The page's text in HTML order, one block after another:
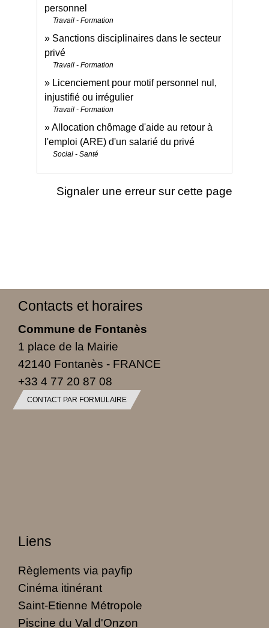
personnel
Travail - Formation
Sanctions disciplinaires dans le secteur
privé
Travail - Formation
Licenciement pour motif personnel nul,
injustifié ou irrégulier
Travail - Formation
Allocation chômage d'aide au retour à
l'emploi (ARE) d'un salarié du privé
Social - Santé
Signaler une erreur sur cette page
Contacts et horaires
Commune de Fontanès
1 place de la Mairie
42140 Fontanès - FRANCE
+33 4 77 20 87 08
CONTACT PAR FORMULAIRE
Liens
Règlements via payfip
Cinéma itinérant
Saint-Etienne Métropole
Piscine du Val d'Onzon